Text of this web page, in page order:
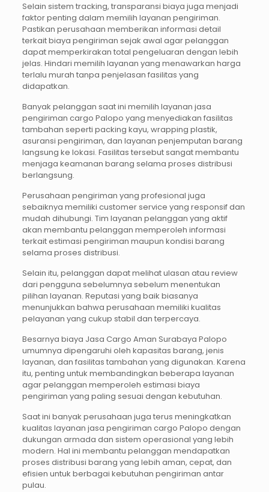
Selain sistem tracking, transparansi biaya juga menjadi
faktor penting dalam memilih layanan pengiriman.
Pastikan perusahaan memberikan informasi detail
terkait biaya pengiriman sejak awal agar pelanggan
dapat memperkirakan total pengeluaran dengan lebih
jelas. Hindari memilih layanan yang menawarkan harga
terlalu murah tanpa penjelasan fasilitas yang
didapatkan.
Banyak pelanggan saat ini memilih layanan jasa
pengiriman cargo Palopo yang menyediakan fasilitas
tambahan seperti packing kayu, wrapping plastik,
asuransi pengiriman, dan layanan penjemputan barang
langsung ke lokasi. Fasilitas tersebut sangat membantu
menjaga keamanan barang selama proses distribusi
berlangsung.
Perusahaan pengiriman yang profesional juga
sebaiknya memiliki customer service yang responsif dan
mudah dihubungi. Tim layanan pelanggan yang aktif
akan membantu pelanggan memperoleh informasi
terkait estimasi pengiriman maupun kondisi barang
selama proses distribusi.
Selain itu, pelanggan dapat melihat ulasan atau review
dari pengguna sebelumnya sebelum menentukan
pilihan layanan. Reputasi yang baik biasanya
menunjukkan bahwa perusahaan memiliki kualitas
pelayanan yang cukup stabil dan terpercaya.
Besarnya biaya Jasa Cargo Aman Surabaya Palopo
umumnya dipengaruhi oleh kapasitas barang, jenis
layanan, dan fasilitas tambahan yang digunakan. Karena
itu, penting untuk membandingkan beberapa layanan
agar pelanggan memperoleh estimasi biaya
pengiriman yang paling sesuai dengan kebutuhan.
Saat ini banyak perusahaan juga terus meningkatkan
kualitas layanan jasa pengiriman cargo Palopo dengan
dukungan armada dan sistem operasional yang lebih
modern. Hal ini membantu pelanggan mendapatkan
proses distribusi barang yang lebih aman, cepat, dan
efisien untuk berbagai kebutuhan pengiriman antar
pulau.